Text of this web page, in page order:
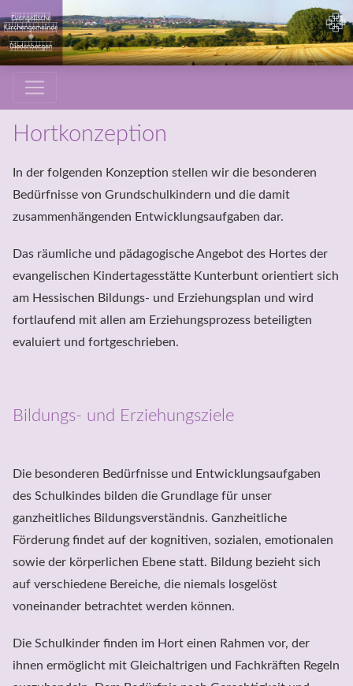
Hortkonzeption
In der folgenden Konzeption stellen wir die besonderen
Bedürfnisse von Grundschulkindern und die damit
zusammenhängenden Entwicklungsaufgaben dar.
Das räumliche und pädagogische Angebot des Hortes der
evangelischen Kindertagesstätte Kunterbunt orientiert sich
am Hessischen Bildungs- und Erziehungsplan und wird
fortlaufend mit allen am Erziehungsprozess beteiligten
evaluiert und fortgeschrieben.
Bildungs- und Erziehungsziele
Die besonderen Bedürfnisse und Entwicklungsaufgaben
des Schulkindes bilden die Grundlage für unser
ganzheitliches Bildungsverständnis. Ganzheitliche
Förderung findet auf der kognitiven, sozialen, emotionalen
sowie der körperlichen Ebene statt. Bildung bezieht sich
auf verschiedene Bereiche, die niemals losgelöst
voneinander betrachtet werden können.
Die Schulkinder finden im Hort einen Rahmen vor, der
ihnen ermöglicht mit Gleichaltrigen und Fachkräften Regeln